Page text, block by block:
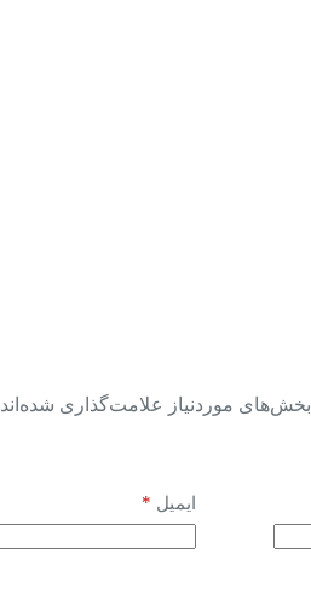
بخش‌های موردنیاز علامت‌گذاری شده‌اند
ایمیل *